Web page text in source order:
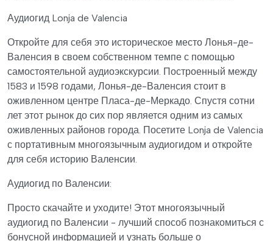
Аудиогид Lonja de Valencia
Откройте для себя это историческое место Лонья-де-
Валенсия в своем собственном темпе с помощью
самостоятельной аудиоэкскурсии. Построенный между
1583 и 1598 годами, Лонья-де-Валенсия стоит в
оживленном центре Пласа-де-Меркадо. Спустя сотни
лет этот рынок до сих пор является одним из самых
оживленных районов города. Посетите Lonja de Valencia
с портативным многоязычным аудиогидом и откройте
для себя историю Валенсии.
Аудиогид по Валенсии:
Просто скачайте и уходите! Этот многоязычный
аудиогид по Валенсии - лучший способ познакомиться с
бонусной информацией и узнать больше о